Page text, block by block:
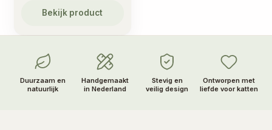
Bekijk product
Duurzaam en
natuurlijk
Handgemaakt
in Nederland
Stevig en
veilig design
Ontworpen met
liefde voor katten